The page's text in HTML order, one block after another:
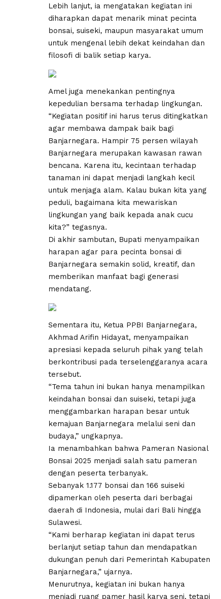
Lebih lanjut, ia mengatakan kegiatan ini
diharapkan dapat menarik minat pecinta
bonsai, suiseki, maupun masyarakat umum
untuk mengenal lebih dekat keindahan dan
filosofi di balik setiap karya.
Amel juga menekankan pentingnya
kepedulian bersama terhadap lingkungan.
“Kegiatan positif ini harus terus ditingkatkan
agar membawa dampak baik bagi
Banjarnegara. Hampir 75 persen wilayah
Banjarnegara merupakan kawasan rawan
bencana. Karena itu, kecintaan terhadap
tanaman ini dapat menjadi langkah kecil
untuk menjaga alam. Kalau bukan kita yang
peduli, bagaimana kita mewariskan
lingkungan yang baik kepada anak cucu
kita?” tegasnya.
Di akhir sambutan, Bupati menyampaikan
harapan agar para pecinta bonsai di
Banjarnegara semakin solid, kreatif, dan
memberikan manfaat bagi generasi
mendatang.
Sementara itu, Ketua PPBI Banjarnegara,
Akhmad Arifin Hidayat, menyampaikan
apresiasi kepada seluruh pihak yang telah
berkontribusi pada terselenggaranya acara
tersebut.
“Tema tahun ini bukan hanya menampilkan
keindahan bonsai dan suiseki, tetapi juga
menggambarkan harapan besar untuk
kemajuan Banjarnegara melalui seni dan
budaya,” ungkapnya.
Ia menambahkan bahwa Pameran Nasional
Bonsai 2025 menjadi salah satu pameran
dengan peserta terbanyak.
Sebanyak 1.177 bonsai dan 166 suiseki
dipamerkan oleh peserta dari berbagai
daerah di Indonesia, mulai dari Bali hingga
Sulawesi.
“Kami berharap kegiatan ini dapat terus
berlanjut setiap tahun dan mendapatkan
dukungan penuh dari Pemerintah Kabupaten
Banjarnegara,” ujarnya.
Menurutnya, kegiatan ini bukan hanya
menjadi ruang pamer hasil karya seni, tetapi